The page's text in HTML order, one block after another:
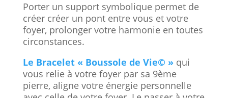
Porter un support symbolique permet de
créer créer un pont entre vous et votre
foyer, prolonger votre harmonie en toutes
circonstances.
Le Bracelet « Boussole de Vie© » qui
vous relie à votre foyer par sa 9ème
pierre, aligne votre énergie personnelle